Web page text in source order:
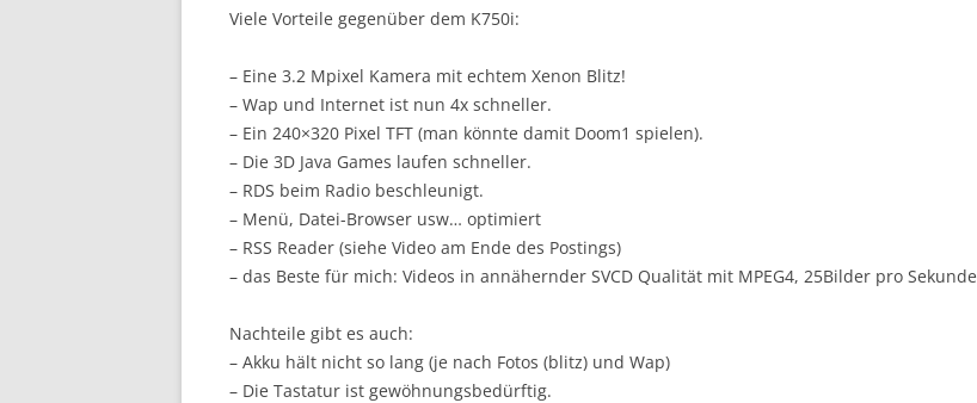
Viele Vorteile gegenüber dem K750i:
– Eine 3.2 Mpixel Kamera mit echtem Xenon Blitz!
– Wap und Internet ist nun 4x schneller.
– Ein 240×320 Pixel TFT (man könnte damit Doom1 spielen).
– Die 3D Java Games laufen schneller.
– RDS beim Radio beschleunigt.
– Menü, Datei-Browser usw… optimiert
– RSS Reader (siehe Video am Ende des Postings)
– das Beste für mich: Videos in annähernder SVCD Qualität mit MPEG4, 25Bilder pro Sekunde
Nachteile gibt es auch:
– Akku hält nicht so lang (je nach Fotos (blitz) und Wap)
– Die Tastatur ist gewöhnungsbedürftig.